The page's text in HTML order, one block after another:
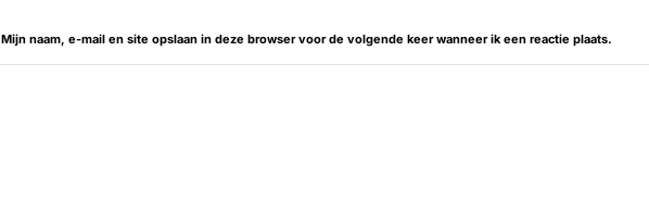
Mijn naam, e-mail en site opslaan in deze browser voor de volgende keer wanneer ik een reactie plaats.